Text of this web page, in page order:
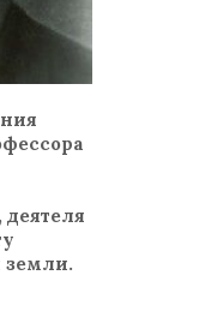
деятеля
земли.